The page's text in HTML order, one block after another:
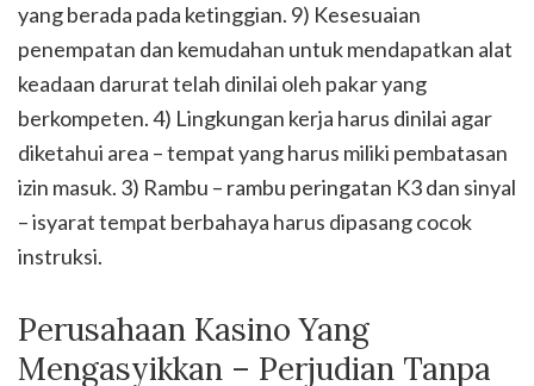
yang berada pada ketinggian. 9) Kesesuaian
penempatan dan kemudahan untuk mendapatkan alat
keadaan darurat telah dinilai oleh pakar yang
berkompeten. 4) Lingkungan kerja harus dinilai agar
diketahui area – tempat yang harus miliki pembatasan
izin masuk. 3) Rambu – rambu peringatan K3 dan sinyal
– isyarat tempat berbahaya harus dipasang cocok
instruksi.
Perusahaan Kasino Yang
Mengasyikkan – Perjudian Tanpa